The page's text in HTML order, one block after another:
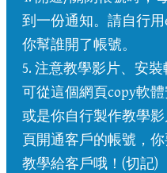
到一份通知。請自行
你幫誰開了帳號。
5. 注意教學影片、安
可從這個網頁copy軟
或是你自行製作教學
頁開通客戶的帳號，
教學給客戶哦！(切記)